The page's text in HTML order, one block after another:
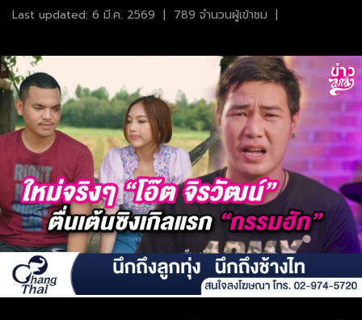
Last updated: 6 มี.ค. 2569 | 789 จำนวนผู้เข้าชม |